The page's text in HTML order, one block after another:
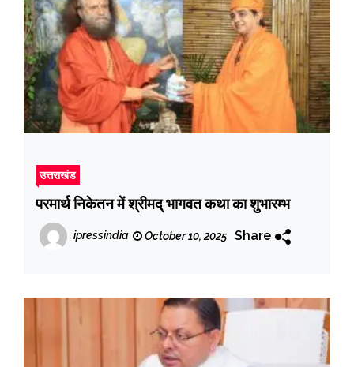
उत्तराखंड
परमार्थ निकेतन में श्रीमद् भागवत कथा का शुभारम्भ
ipressindia October 10, 2025 Share